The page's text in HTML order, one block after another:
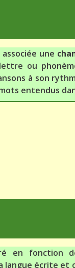
une
ou
à son
entendus
en fonction
langue écrite et